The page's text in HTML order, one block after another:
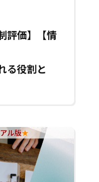
評価】【情
る役割と